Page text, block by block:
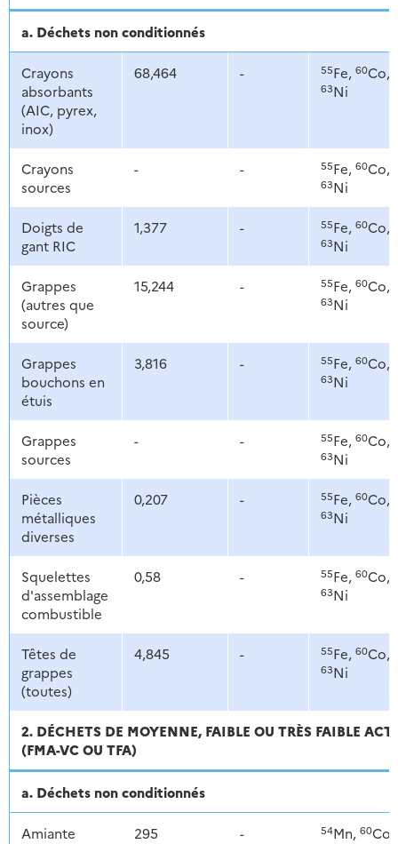
a. Déchets non conditionnés
Crayons
absorbants
(AIC, pyrex,
inox)
68,464 - 55Fe, 60Co,
63Ni
Crayons
sources
- - 55Fe, 60Co,
63Ni
Doigts de
gant RIC
1,377 - 55Fe, 60Co,
63Ni
Grappes
(autres que
source)
15,244 - 55Fe, 60Co,
63Ni
Grappes
bouchons en
étuis
3,816 - 55Fe, 60Co,
63Ni
Grappes
sources
- - 55Fe, 60Co,
63Ni
Pièces
métalliques
diverses
0,207 - 55Fe, 60Co,
63Ni
Squelettes
d'assemblage
combustible
0,58 - 55Fe, 60Co,
63Ni
Têtes de
grappes
(toutes)
4,845 - 55Fe, 60Co,
63Ni
2. DÉCHETS DE MOYENNE, FAIBLE OU TRÈS FAIBLE
(FMA-VC OU TFA)
a. Déchets non conditionnés
Amiante 295 - 54Mn, 60Co,